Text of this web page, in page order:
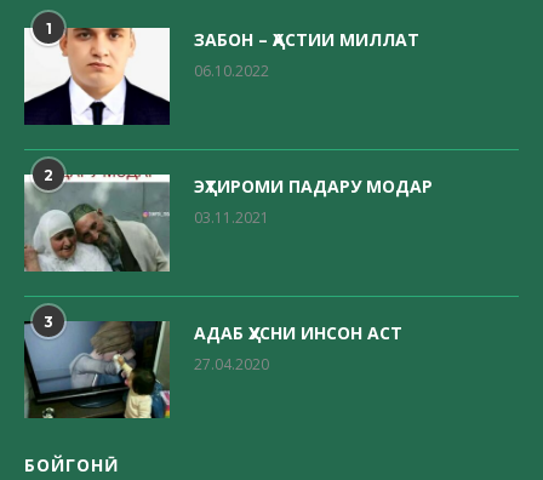
1 ЗАБОН – ҲАСТИИ МИЛЛАТ
06.10.2022
2 ЭҲТИРОМИ ПАДАРУ МОДАР
03.11.2021
3 АДАБ ҲУСНИ ИНСОН АСТ
27.04.2020
БОЙГОНӢ